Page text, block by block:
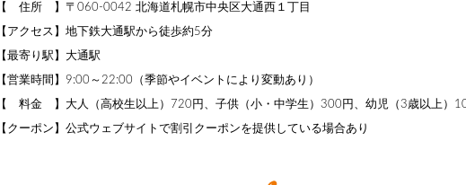
【 住所 】〒060-0042 北海道札幌市中央区大通西１丁目
【アクセス】地下鉄大通駅から徒歩約5分
【最寄り駅】大通駅
【営業時間】9:00～22:00（季節やイベントにより変動あり）
【 料金 】大人（高校生以上）720円、子供（小・中学生）300円、幼児（3歳以上）
【クーポン】公式ウェブサイトで割引クーポンを提供している場合あり